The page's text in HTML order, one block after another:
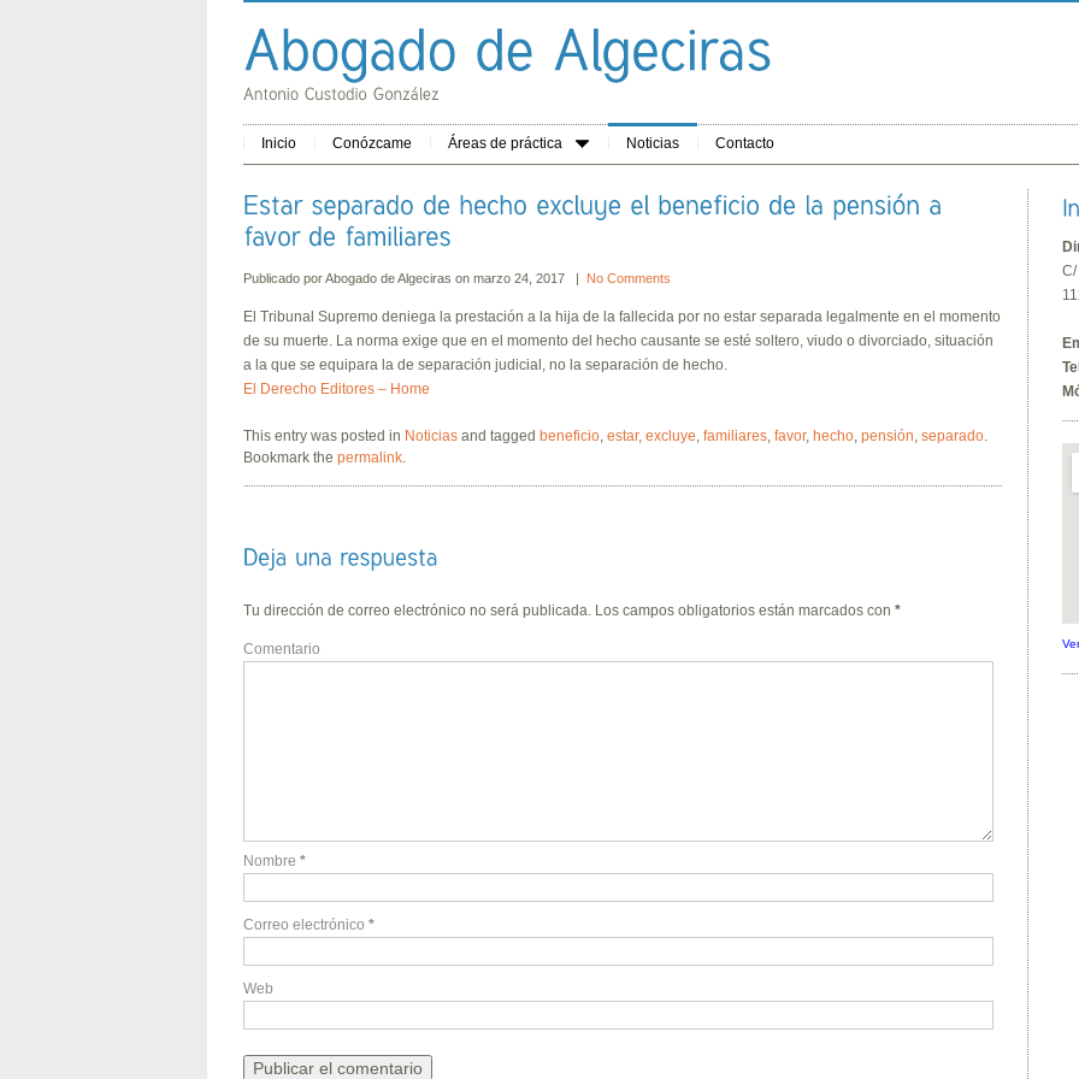
Inicio Conózcame Áreas de práctica Noticias Contacto
Publicado porAbogado de Algeciras on marzo 24, 2017 | No Comments
El Tribunal Supremo deniega la prestación a la hija de la fallecida por no estar separada legalmente en el momento
de su muerte. La norma exige que en el momento del hecho causante se esté soltero, viudo o divorciado, situación
a la que se equipara la de separación judicial, no la separación de hecho.
El Derecho Editores – Home
This entry was posted in Noticias and tagged beneficio, estar, excluye, familiares, favor, hecho, pensión, separado.
Bookmark the permalink.
Tu dirección de correo electrónico no será publicada. Los campos obligatorios están marcados con *
Comentario
Nombre *
Correo electrónico *
Web
C/